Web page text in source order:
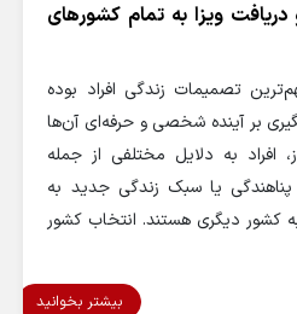
ویزا به تمام کشورهای
تصمیمات زندگی افراد بوده
بر آینده شخصی و حرفه‌ای آن‌ها
افراد به دلایل مختلفی از جمله
پناهندگی یا سبک زندگی جدید به
کشور دیگری هستند. انتخاب کشور
بیشتر بخوانید